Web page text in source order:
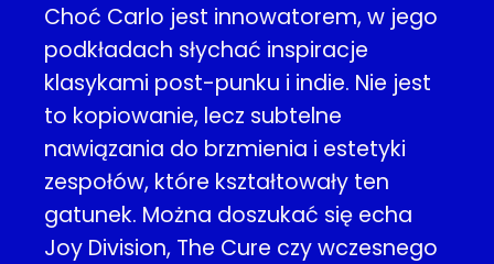
Choć Carlo jest innowatorem, w jego
podkładach słychać inspiracje
klasykami post-punku i indie. Nie jest
to kopiowanie, lecz subtelne
nawiązania do brzmienia i estetyki
zespołów, które kształtowały ten
gatunek. Można doszukać się echa
Joy Division, The Cure czy wczesnego